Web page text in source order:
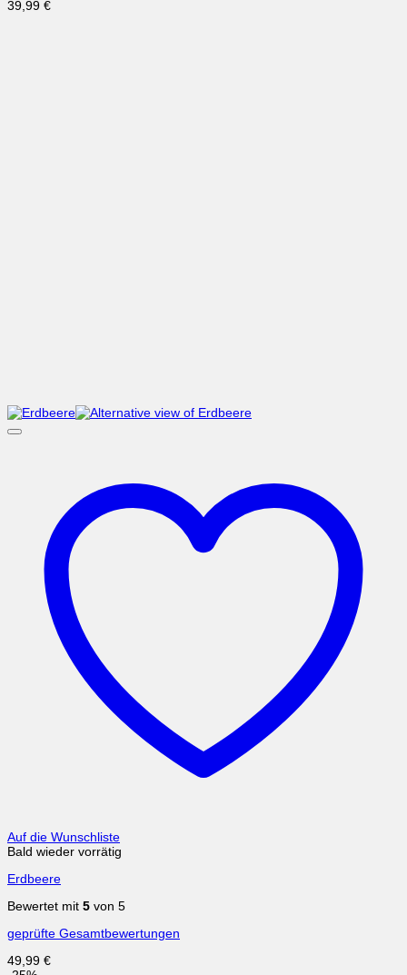
39,99 €
Auf die Wunschliste
Bald wieder vorrätig
Erdbeere
Bewertet mit 5 von 5
geprüfte Gesamtbewertungen
49,99 €